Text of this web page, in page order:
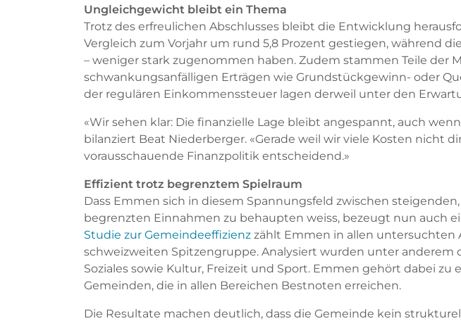
Ungleichgewicht bleibt ein Thema
Trotz des erfreulichen Abschlusses bleibt die Entwicklung
Vergleich zum Vorjahr um rund 5,8 Prozent gestiegen, während
– weniger stark zugenommen haben. Zudem stammen Teile der
schwankungsanfälligen Erträgen wie Grundstückgewinn- oder
der regulären Einkommenssteuer lagen derweil unter den
«Wir sehen klar: Die finanzielle Lage bleibt angespannt, auch
bilanziert Beat Niederberger. «Gerade weil wir viele Kosten nicht
vorausschauende Finanzpolitik entscheidend.»
Effizient trotz begrenztem Spielraum
Dass Emmen sich in diesem Spannungsfeld zwischen
begrenzten Einnahmen zu behaupten weiss, bezeugt nun auch
Studie zur Gemeindeeffizienz zählt Emmen in allen untersuchten
schweizweiten Spitzengruppe. Analysiert wurden unter anderem
Soziales sowie Kultur, Freizeit und Sport. Emmen gehört dabei zu
Gemeinden, die in allen Bereichen Bestnoten erreichen.
Die Resultate machen deutlich, dass die Gemeinde kein